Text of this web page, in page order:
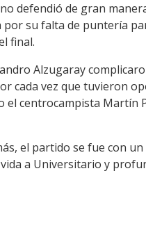
defendió de gran
por su falta de puntería
final.
Alzugaray
cada vez que tuvieron
el centrocampista Martín
el partido se fue con
a Universitario y